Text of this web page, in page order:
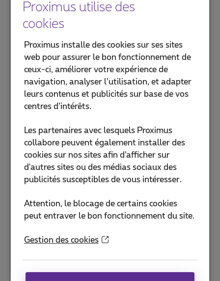
Proximus utilise des
cookies
Proximus installe des cookies sur ses sites
web pour assurer le bon fonctionnement de
ceux-ci, améliorer votre expérience de
navigation, analyser l’utilisation, et adapter
leurs contenus et publicités sur base de vos
centres d’intérêts.
Les partenaires avec lesquels Proximus
collabore peuvent également installer des
cookies sur nos sites afin d’afficher sur
d'autres sites ou des médias sociaux des
publicités susceptibles de vous intéresser.
Attention, le blocage de certains cookies
peut entraver le bon fonctionnement du site.
Gestion des cookies